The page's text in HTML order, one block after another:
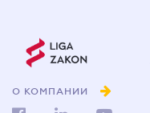
О КОМПАНИИ